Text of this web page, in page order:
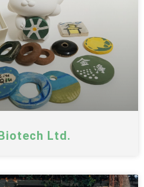
Ltd.